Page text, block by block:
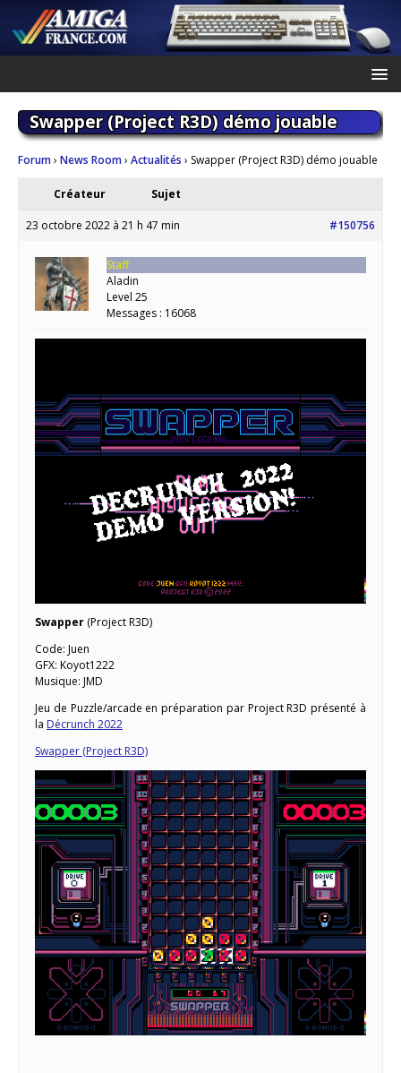
Swapper (Project R3D) démo jouable
Forum› News Room› Actualités › Swapper (Project R3D) démo jouable
Créateur Sujet
23 octobre 2022 à 21 h 47 min #150756
Staff
Aladin
Level 25
Messages : 16068
Swapper (Project R3D)
Code: Juen
GFX: Koyot1222
Musique: JMD
Jeu de Puzzle/arcade en préparation par Project R3D présenté à
la Décrunch 2022
Swapper (Project R3D)